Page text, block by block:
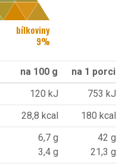
bílkoviny
9%
na 100 g
na 1 porci
120 kJ
753 kJ
28,8 kcal
180 kcal
6,7 g
3,4 g
42 g
21,3 g